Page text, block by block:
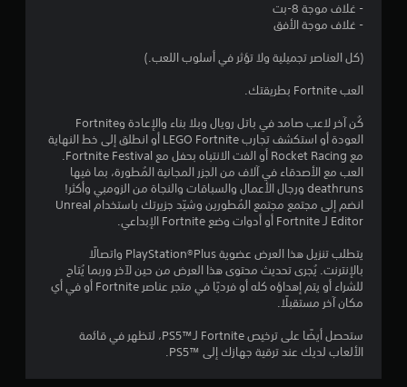
م
ن
5
ج
و
- غلاف موجة 8-بت
- غلاف موجة الأفق
(كل العناصر تجميلية ولا تؤثر في أسلوب اللعب.)
العب Fortnite بطريقتك.
كُن آخر لاعب صامد في باتل رويال وبلا بناء والإعادة وFortnite
العودة أو استكشف تجارب LEGO Fortnite أو انطلق إلى خط النهاية
مع Rocket Racing أو الفت الانتباه بحفل مع Fortnite Festival.
العب مع الأصدقاء في آلاف من الجزر المجانية المُطورة، بما فيها
deathruns ورجال الأعمال والسباقات والنجاة من الزومبي وأكثر!
انضم إلى مجتمع مجتمع المُطورين وشيّد جزيرتك باستخدام Unreal
Editor لـ Fortnite أو أدوات وضع Fortnite الإبداعي.
يتطلب تنزيل هذا العرض عضوية PlayStation®Plus واتصالًا
بالإنترنت. يُجرى تحديث محتوى هذا العرض من حين لآخر وربما يُتاح
للشراء أو يتم إهداؤه كله أو فرديًا في متجر عناصر Fortnite أو في أي
مكان آخر مستقبلًا.
ستحصل أيضًا على ترخيص Fortnite لـ™PS5، لتظهر في قائمة
الألعاب لديك عند ترقية جهازك إلى ™PS5.